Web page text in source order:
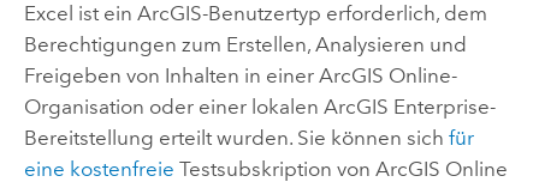
Excel ist ein ArcGIS-Benutzertyp erforderlich, dem
Berechtigungen zum Erstellen, Analysieren und
Freigeben von Inhalten in einer ArcGIS Online-
Organisation oder einer lokalen ArcGIS Enterprise-
Bereitstellung erteilt wurden. Sie können sich für
eine kostenfreie Testsubskription von ArcGIS Online